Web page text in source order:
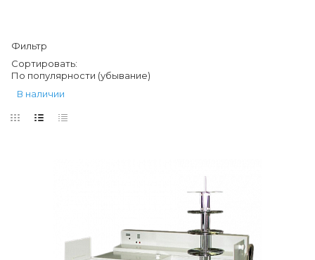
Фильтр
Сортировать:
По популярности (убывание)
В наличии